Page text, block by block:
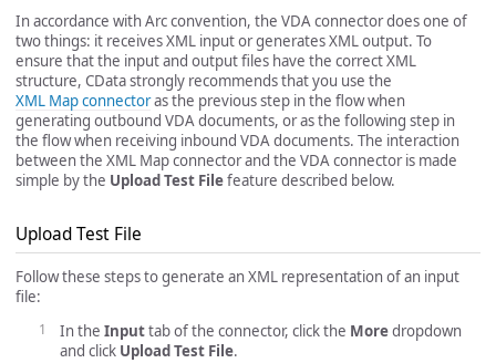
In accordance with Arc convention, the VDA connector does one of
two things: it receives XML input or generates XML output. To
ensure that the input and output files have the correct XML
structure, CData strongly recommends that you use the
XML Map connectoras the previous step in the flow when
generating outbound VDA documents, or as the following step in
the flow when receiving inbound VDA documents. The interaction
between the XML Map connector and the VDA connector is made
simple by the Upload Test Filefeature described below.
Upload Test File
Follow these steps to generate an XML representation of an input
file:
In the Inputtab of the connector, click the Moredropdown
and click Upload Test File.